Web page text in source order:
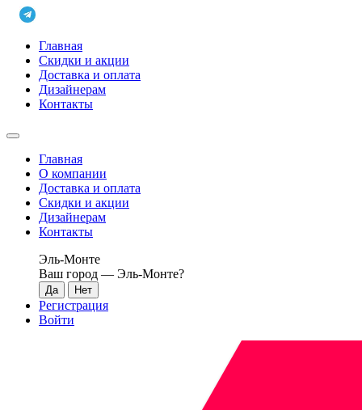
Главная
Скидки и акции
Доставка и оплата
Дизайнерам
Контакты
Главная
О компании
Доставка и оплата
Скидки и акции
Дизайнерам
Контакты
Эль-Монте
Ваш город — Эль-Монте?
Регистрация
Войти